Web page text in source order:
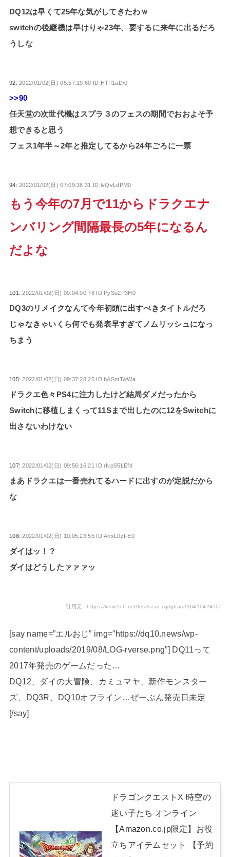
DQ12は早くて25年な気がしてきたわｗ
switchの後継機は早けりゃ23年、要するに来年に出るだろ
うしな
92:2022/01/02(日) 05:57:19.60 ID:HTff1aD/0
>>90
任天堂の次世代機はスプラ３のフェスの期間でおおよそ予
想できると思う
フェス1年半～2年と推定してるから24年ごろに一票
94:2022/01/02(日) 07:09:38.31 ID:lvQvLdPM0
もう今年の7月で11からドラクエナ
ンバリング間隔最長の5年になるん
だよな
101:2022/01/02(日) 09:04:00.78 ID:PySu2P3H0
DQ3のリメイクなんて今年初頭に出すべきタイトルだろ
じゃなきゃいくら何でも発表早すぎてノムリッシュになっ
ちまう
105:2022/01/02(日) 09:37:28.25 ID:bASntTwWa
ドラクエ色々PS4に注力したけど結局ダメだったから
Switchに移植しまくって11Sまで出したのに12をSwitchに
出さないわけない
107:2022/01/02(日) 09:56:16.21 ID:rNpS5LEfd
まあドラクエは一番売れてるハードに出すのが定説だから
な
108:2022/01/02(日) 10:05:23.55 ID:AnxL0zFE0
ダイはッ！？
ダイはどうしたァァァッ
引用元：https://krsw.5ch.net/test/read.cgi/ghard/1641042450/
[say name=”エルおじ” img=”https://dq10.news/wp-
content/uploads/2019/08/LOG-rverse.png”] DQ11って
2017年発売のゲームだった…
DQ12、ダイの大冒険、カミュマヤ、新作モンスター
ズ、DQ3R、DQ10オフライン…ぜーぶん発売日未定
[/say]
ドラゴンクエストX 時空の
迷い子たち オンライン
【Amazon.co.jp限定】お役
立ちアイテムセット 【予約